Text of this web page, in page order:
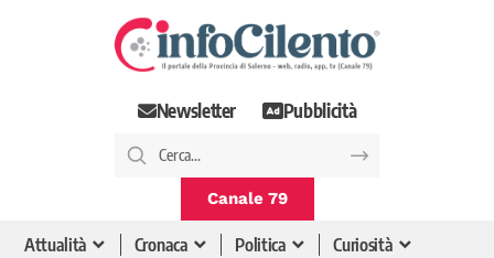
Newsletter Pubblicità
Canale 79
Attualità Cronaca Politica
Curiosità